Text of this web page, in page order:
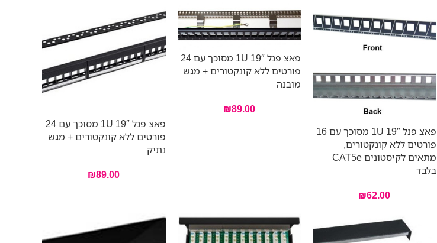
פאצ פנל 19″ 1U מסוכך עם 16
פורטים ללא קונקטורים,
מתאים לקיסטונים CAT5e
בלבד
₪62.00
פאצ פנל 19″ 1U מסוכך עם 24
פורטים ללא קונקטורים + מגש
מובנה
₪89.00
פאצ פנל 19″ 1U מסוכך עם 24
פורטים ללא קונקטורים + מגש
נתיק
₪89.00